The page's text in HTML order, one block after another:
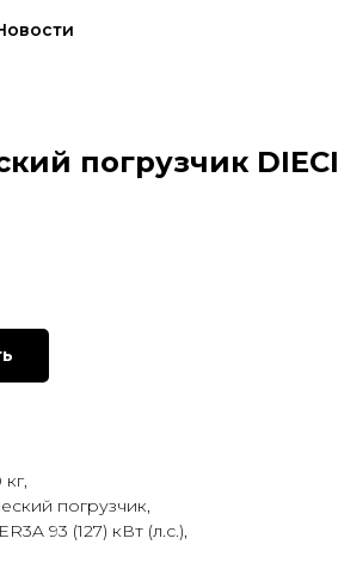
погрузчик DIECI
погрузчик,
93 (127) кВт (л.с.),